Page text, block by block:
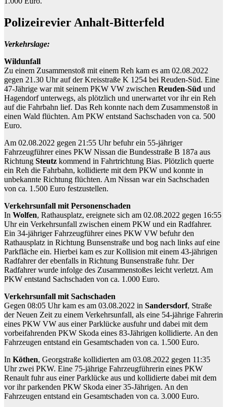
Polizeirevier Anhalt-Bitterfeld
Verkehrslage:
Wildunfall
Zu einem Zusammenstoß mit einem Reh kam es am 02.08.2022
gegen 21.30 Uhr auf der Kreisstraße K 1254 bei Reuden-Süd. Eine
47-Jährige war mit seinem PKW VW zwischen Reuden-Süd und
Hagendorf unterwegs, als plötzlich und unerwartet vor ihr ein Reh
auf die Fahrbahn lief. Das Reh konnte nach dem Zusammenstoß in
einen Wald flüchten. Am PKW entstand Sachschaden von ca. 500
Euro.
Am 02.08.2022 gegen 21:55 Uhr befuhr ein 55-jähriger
Fahrzeugführer eines PKW Nissan die Bundesstraße B 187a aus
Richtung Steutz kommend in Fahrtrichtung Bias. Plötzlich querte
ein Reh die Fahrbahn, kollidierte mit dem PKW und konnte in
unbekannte Richtung flüchten. Am Nissan war ein Sachschaden
von ca. 1.500 Euro festzustellen.
Verkehrsunfall mit Personenschaden
In Wolfen, Rathausplatz, ereignete sich am 02.08.2022 gegen 16:55
Uhr ein Verkehrsunfall zwischen einem PKW und ein Radfahrer.
Ein 34-jähriger Fahrzeugführer eines PKW VW befuhr den
Rathausplatz in Richtung Bunsenstraße und bog nach links auf eine
Parkfläche ein. Hierbei kam es zur Kollision mit einem 43-jährigen
Radfahrer der ebenfalls in Richtung Bunsenstraße fuhr. Der
Radfahrer wurde infolge des Zusammenstoßes leicht verletzt. Am
PKW entstand Sachschaden von ca. 1.000 Euro.
Verkehrsunfall mit Sachschaden
Gegen 08:05 Uhr kam es am 03.08.2022 in Sandersdorf, Straße
der Neuen Zeit zu einem Verkehrsunfall, als eine 54-jährige Fahrerin
eines PKW VW aus einer Parklücke ausfuhr und dabei mit dem
vorbeifahrenden PKW Skoda eines 83-Jährigen kollidierte. An den
Fahrzeugen entstand ein Gesamtschaden von ca. 1.500 Euro.
In Köthen, Georgstraße kollidierten am 03.08.2022 gegen 11:35
Uhr zwei PKW. Eine 75-jährige Fahrzeugführerin eines PKW
Renault fuhr aus einer Parklücke aus und kollidierte dabei mit dem
vor ihr parkenden PKW Skoda einer 35-Jährigen. An den
Fahrzeugen entstand ein Gesamtschaden von ca. 3.000 Euro.